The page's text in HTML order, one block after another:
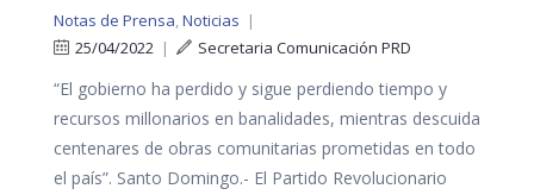
Notas de Prensa,Noticias |
25/04/2022 | Secretaria Comunicación PRD
“El gobierno ha perdido y sigue perdiendo tiempo y
recursos millonarios en banalidades, mientras descuida
centenares de obras comunitarias prometidas en todo
el país”. Santo Domingo.- El Partido Revolucionario